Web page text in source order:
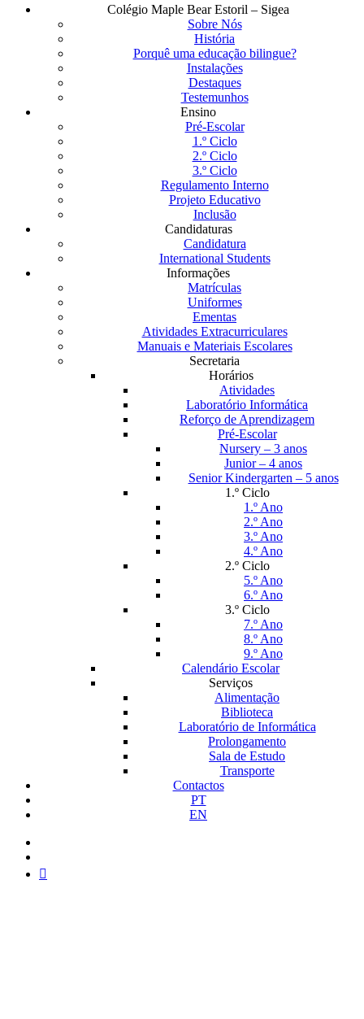
Fechar
Colégio Maple Bear Estoril – Sigea
Sobre Nós
História
Porquê uma educação bilingue?
Instalações
Destaques
Testemunhos
Ensino
Pré-Escolar
1.º Ciclo
2.º Ciclo
3.º Ciclo
Regulamento Interno
Projeto Educativo
Inclusão
Candidaturas
Candidatura
International Students
Informações
Matrículas
Uniformes
Ementas
Atividades Extracurriculares
Manuais e Materiais Escolares
Secretaria
Horários
Atividades
Laboratório Informática
Reforço de Aprendizagem
Pré-Escolar
Nursery – 3 anos
Junior – 4 anos
Senior Kindergarten – 5 anos
1.º Ciclo
1.º Ano
2.º Ano
3.º Ano
4.º Ano
2.º Ciclo
5.º Ano
6.º Ano
3.º Ciclo
7.º Ano
8.º Ano
9.º Ano
Calendário Escolar
Serviços
Alimentação
Biblioteca
Laboratório de Informática
Prolongamento
Sala de Estudo
Transporte
Contactos
PT
EN
medium